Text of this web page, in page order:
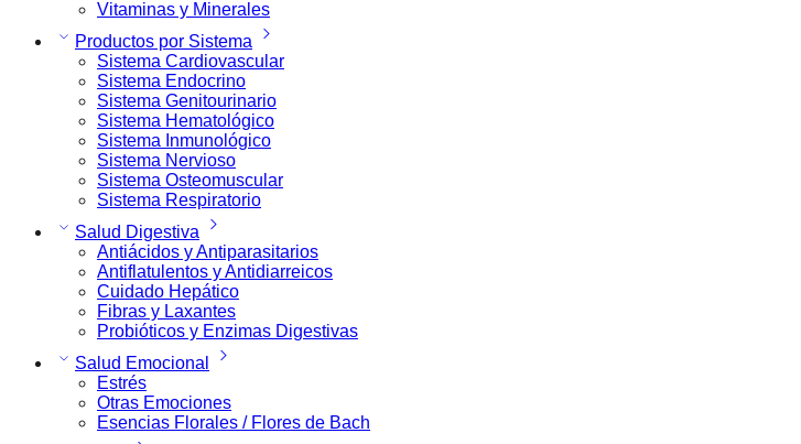
Vitaminas y Minerales
Productos por Sistema
Sistema Cardiovascular
Sistema Endocrino
Sistema Genitourinario
Sistema Hematológico
Sistema Inmunológico
Sistema Nervioso
Sistema Osteomuscular
Sistema Respiratorio
Salud Digestiva
Antiácidos y Antiparasitarios
Antiflatulentos y Antidiarreicos
Cuidado Hepático
Fibras y Laxantes
Probióticos y Enzimas Digestivas
Salud Emocional
Estrés
Otras Emociones
Esencias Florales / Flores de Bach